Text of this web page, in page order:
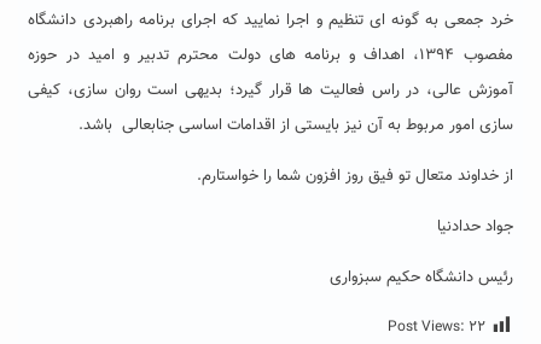
خرد جمعی به گونه ای تنظیم و اجرا نمایید که اجرای برنامه راهبردی دانشگاه
مفصوب ۱۳۹۴، اهداف و برنامه های دولت محترم تدبیر و امید در حوزه
آموزش عالی، در راس فعالیت ها قرار گیرد؛ بدیهی است روان سازی، کیفی
سازی امور مربوط به آن نیز بایستی از اقدامات اساسی جنابعالی باشد.
از خداوند متعال تو فیق روز افزون شما را خواستارم.
جواد حدادنیا
رئیس دانشگاه حکیم سبزواری
Post Views: ۲۲